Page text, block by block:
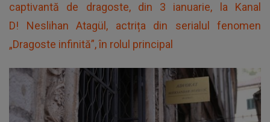
captivantă de dragoste, din 3 ianuarie, la Kanal
D! Neslihan Atagül, actrița din serialul fenomen
„Dragoste infinită”, în rolul principal